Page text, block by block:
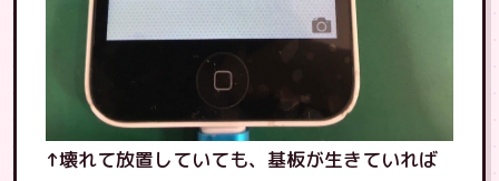
↑壊れて放置していても、基板が生きていれば